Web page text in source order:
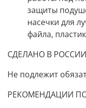
защиты
насечки для
файла,
СДЕЛАНО В
Не подлежит
РЕКОМЕНДАЦИИ